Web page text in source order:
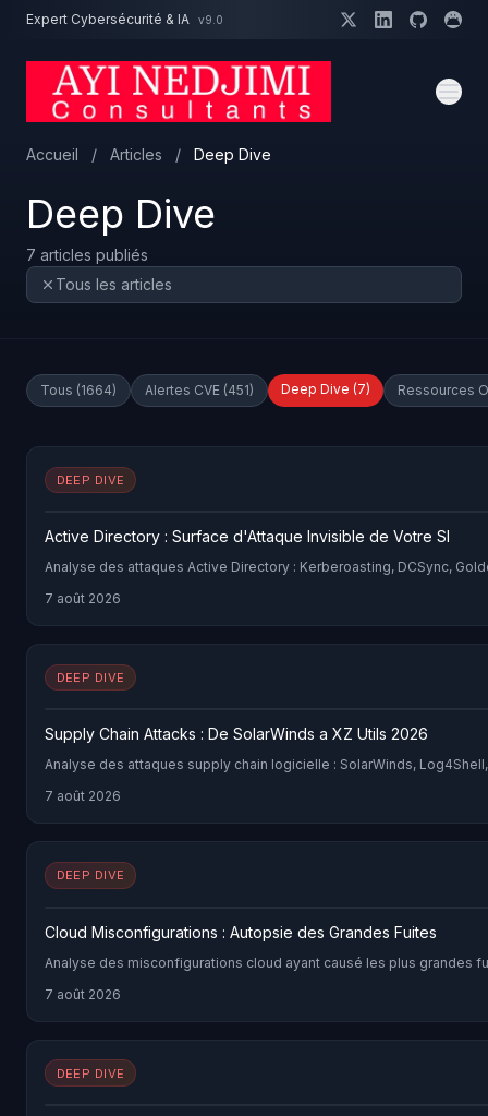
Aller au contenu principal
Expert Cybersécurité & IA v9.0
Accueil / Articles / Deep Dive
Deep Dive
7 articles publiés
Tous les articles
Tous (1664) Alertes CVE (451) Deep Dive (7) Ressources
DEEP DIVE
Active Directory : Surface d'Attaque Invisible de Votre SI
Analyse des attaques Active Directory : Kerberoasting, DCSync,
7 août 2026
DEEP DIVE
Supply Chain Attacks : De SolarWinds a XZ Utils 2026
Analyse des attaques supply chain logicielle : SolarWinds,
7 août 2026
DEEP DIVE
Cloud Misconfigurations : Autopsie des Grandes Fuites
Analyse des misconfigurations cloud ayant causé les plus grandes
7 août 2026
DEEP DIVE
Un projet cybersécurité ?